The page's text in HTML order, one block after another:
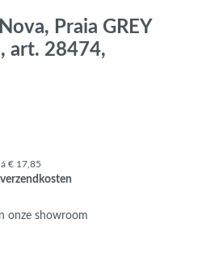
Praia GREY
art. 28474,
€ 17,85
onze showroom